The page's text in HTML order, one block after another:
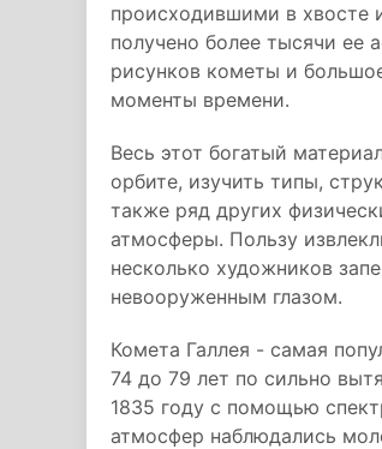
происходившими в хвосте
получено более тысячи ее
рисунков кометы и
моменты времени.
Весь этот богатый
орбите, изучить типы,
также ряд других
атмосферы. Пользу
несколько художников
невооруженным глазом.
Комета Галлея - самая
74 до 79 лет по сильно
1835 году с помощью
атмосфер наблюдались